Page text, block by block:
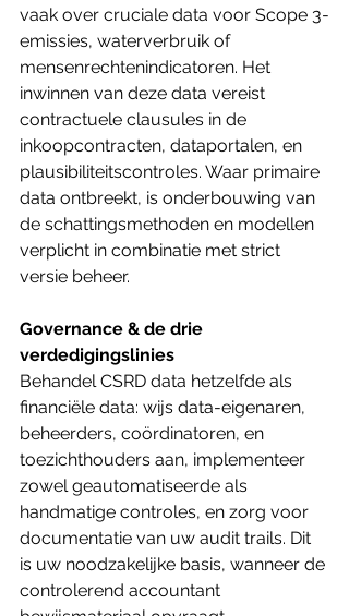
vaak over cruciale data voor Scope 3-
emissies, waterverbruik of
mensenrechtenindicatoren. Het
inwinnen van deze data vereist
contractuele clausules in de
inkoopcontracten, dataportalen, en
plausibiliteitscontroles. Waar primaire
data ontbreekt, is onderbouwing van
de schattingsmethoden en modellen
verplicht in combinatie met strict
versie beheer.
Governance & de drie
verdedigingslinies
Behandel CSRD data hetzelfde als
financiële data: wijs data-eigenaren,
beheerders, coördinatoren, en
toezichthouders aan, implementeer
zowel geautomatiseerde als
handmatige controles, en zorg voor
documentatie van uw audit trails. Dit
is uw noodzakelijke basis, wanneer de
controlerend accountant